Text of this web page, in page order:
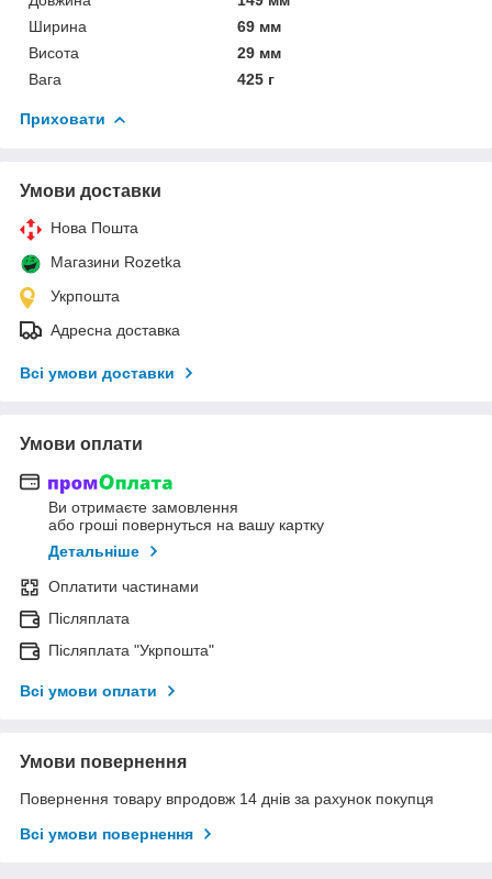
Ширина
69 мм
Висота
29 мм
Вага
425 г
Приховати
Умови доставки
Нова Пошта
Магазини Rozetka
Укрпошта
Адресна доставка
Всі умови доставки
Умови оплати
Ви отримаєте замовлення
або гроші повернуться на вашу картку
Детальніше
Оплатити частинами
Післяплата
Післяплата "Укрпошта"
Всі умови оплати
Умови повернення
Повернення товару впродовж 14 днів за рахунок покупця
Всі умови повернення